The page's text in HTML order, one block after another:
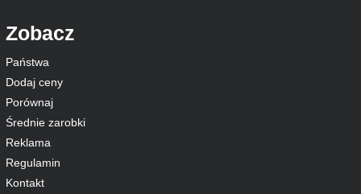
Zobacz
Państwa
Dodaj ceny
Porównaj
Średnie zarobki
Reklama
Regulamin
Kontakt